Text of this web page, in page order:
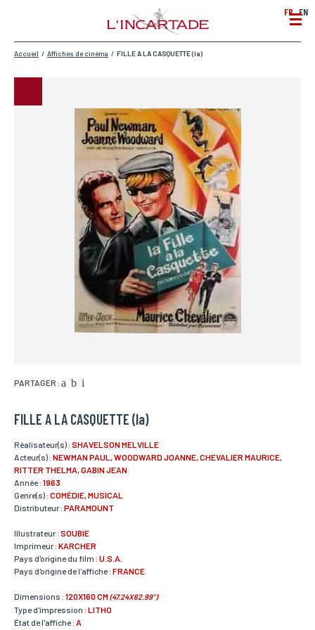
FR EN
Accueil / Affiches de cinéma / FILLE A LA CASQUETTE (la)
PARTAGER :
FILLE A LA CASQUETTE (la)
Réalisateur(s) : SHAVELSON MELVILLE
Acteur(s) : NEWMAN PAUL, WOODWARD JOANNE, CHEVALIER MAURICE,
RITTER THELMA, GABIN JEAN
Année : 1963
Genre(s) : COMÉDIE, MUSICAL
Distributeur : PARAMOUNT
Illustrateur : SOUBIE
Imprimeur : KARCHER
Pays d'origine du film : U.S.A.
Pays d'origine de l'affiche : FRANCE
Dimensions : 120X160 CM(47.24X62.99")
Type d'impression : LITHO
État de l'affiche : A